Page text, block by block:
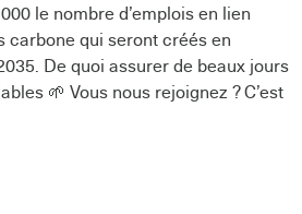
le nombre d’emplois en lien
carbone qui seront créés en
De quoi assurer de beaux jours
🌱 Vous nous rejoignez ? C’est